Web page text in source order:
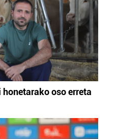
oso erreta